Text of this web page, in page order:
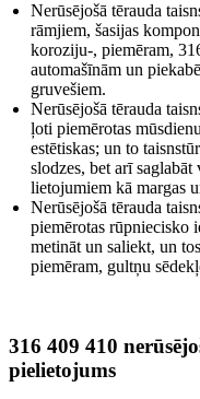
Nerūsējošā tērauda
rāmjiem, šasijas
koroziju-, piemēram,
automašīnām un
gruvešiem.
Nerūsējošā tērauda
ļoti piemērotas
estētiskas; un to
slodzes, bet arī
lietojumiem kā margas
Nerūsējošā tērauda
piemērotas rūpniecisko
metināt un saliekt, un
piemēram, gultņu
316 409 410
pielietojums